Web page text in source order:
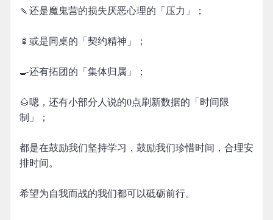
🍡还是魔鬼营的损失厌恶心理的「压力」；
🍢或是同桌的「契约精神」；
🍳还有拓团的「集体归属」；
🌰嗯，还有小部分人说的0点刷新数据的「时间限
制」；
都是在鼓励我们坚持学习，鼓励我们珍惜时间，合理安
排时间。
希望为自我而战的我们都可以砥砺前行。